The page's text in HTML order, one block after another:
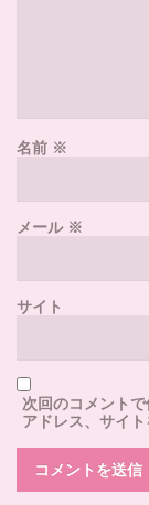
名前 ※
メール※
サイト
次回のコメント
アドレス、サイ